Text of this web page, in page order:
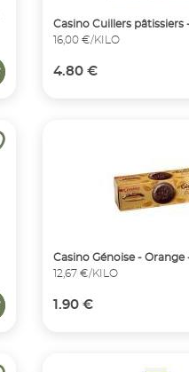
Casino Cuillers pâtissiers
16,00 €/KILO
4.80 €
Casino Génoise - Orange
12,67 €/KILO
1.90 €